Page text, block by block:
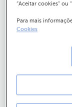
O que são
poupanças?
Depósitos à
inexistência
“Aceitar cookies” ou
Para mais
Cookies